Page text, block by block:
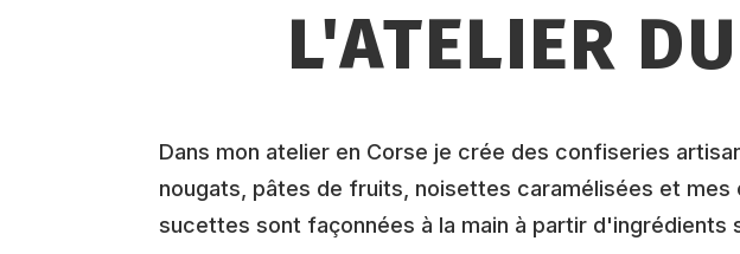
L'ATELIER
Dans mon atelier en Corse je crée des confiseries
nougats, pâtes de fruits, noisettes caramélisées et
sucettes sont façonnées à la main à partir